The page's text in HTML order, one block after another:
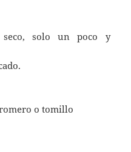
solo un poco y
o tomillo